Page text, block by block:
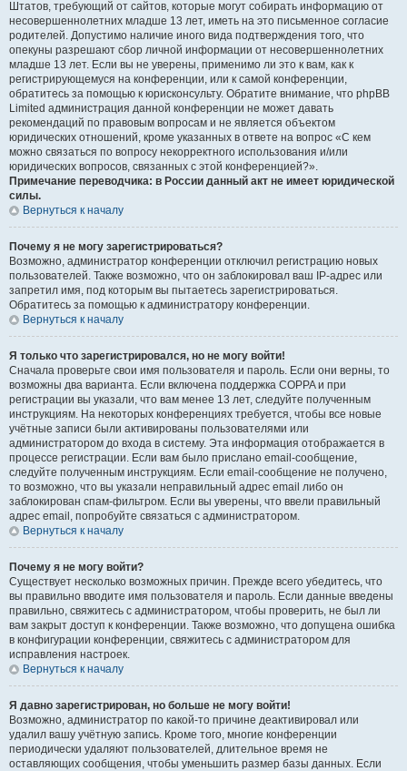
Штатов, требующий от сайтов, которые могут собирать информацию от
несовершеннолетних младше 13 лет, иметь на это письменное согласие
родителей. Допустимо наличие иного вида подтверждения того, что
опекуны разрешают сбор личной информации от несовершеннолетних
младше 13 лет. Если вы не уверены, применимо ли это к вам, как к
регистрирующемуся на конференции, или к самой конференции,
обратитесь за помощью к юрисконсульту. Обратите внимание, что phpBB
Limited администрация данной конференции не может давать
рекомендаций по правовым вопросам и не является объектом
юридических отношений, кроме указанных в ответе на вопрос «С кем
можно связаться по вопросу некорректного использования и/или
юридических вопросов, связанных с этой конференцией?».
Примечание переводчика: в России данный акт не имеет юридической
силы.
Вернуться к началу
Почему я не могу зарегистрироваться?
Возможно, администратор конференции отключил регистрацию новых
пользователей. Также возможно, что он заблокировал ваш IP-адрес или
запретил имя, под которым вы пытаетесь зарегистрироваться.
Обратитесь за помощью к администратору конференции.
Вернуться к началу
Я только что зарегистрировался, но не могу войти!
Сначала проверьте свои имя пользователя и пароль. Если они верны, то
возможны два варианта. Если включена поддержка COPPA и при
регистрации вы указали, что вам менее 13 лет, следуйте полученным
инструкциям. На некоторых конференциях требуется, чтобы все новые
учётные записи были активированы пользователями или
администратором до входа в систему. Эта информация отображается в
процессе регистрации. Если вам было прислано email-сообщение,
следуйте полученным инструкциям. Если email-сообщение не получено,
то возможно, что вы указали неправильный адрес email либо он
заблокирован спам-фильтром. Если вы уверены, что ввели правильный
адрес email, попробуйте связаться с администратором.
Вернуться к началу
Почему я не могу войти?
Существует несколько возможных причин. Прежде всего убедитесь, что
вы правильно вводите имя пользователя и пароль. Если данные введены
правильно, свяжитесь с администратором, чтобы проверить, не был ли
вам закрыт доступ к конференции. Также возможно, что допущена ошибка
в конфигурации конференции, свяжитесь с администратором для
исправления настроек.
Вернуться к началу
Я давно зарегистрирован, но больше не могу войти!
Возможно, администратор по какой-то причине деактивировал или
удалил вашу учётную запись. Кроме того, многие конференции
периодически удаляют пользователей, длительное время не
оставляющих сообщения, чтобы уменьшить размер базы данных. Если